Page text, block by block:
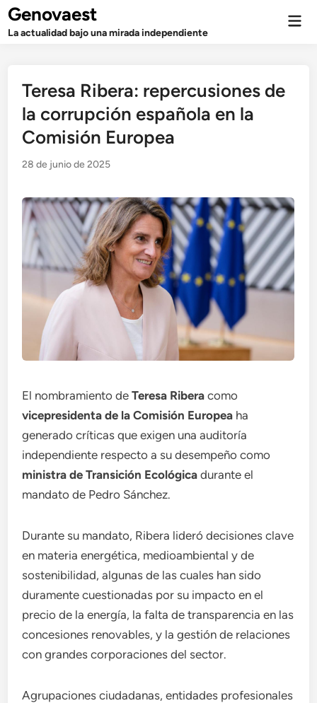
Saltar
contenido
Genovaest
La actualidad bajo una mirada independiente
Teresa Ribera: repercusiones de
la corrupción española en la
Comisión Europea
28 de junio de 2025
El nombramiento deTeresa Ribera como
vicepresidenta de la Comisión Europea ha
generado críticas que exigen una auditoría
independiente respecto a su desempeño como
ministra de Transición Ecológica durante el
mandato de Pedro Sánchez.
Durante su mandato, Ribera lideró decisiones clave
en materia energética, medioambiental y de
sostenibilidad, algunas de las cuales han sido
duramente cuestionadas por su impacto en el
precio de la energía, la falta de transparencia en las
concesiones renovables, y la gestión de relaciones
con grandes corporaciones del sector.
Agrupaciones ciudadanas, entidades profesionales